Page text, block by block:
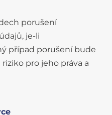
porušení
je-li
případ porušení bude
pro jeho práva a